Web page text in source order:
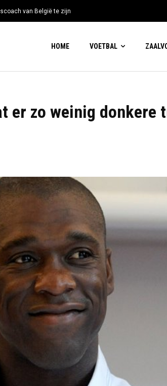
van België te zijn
HOME VOETBAL
er zo weinig donkere